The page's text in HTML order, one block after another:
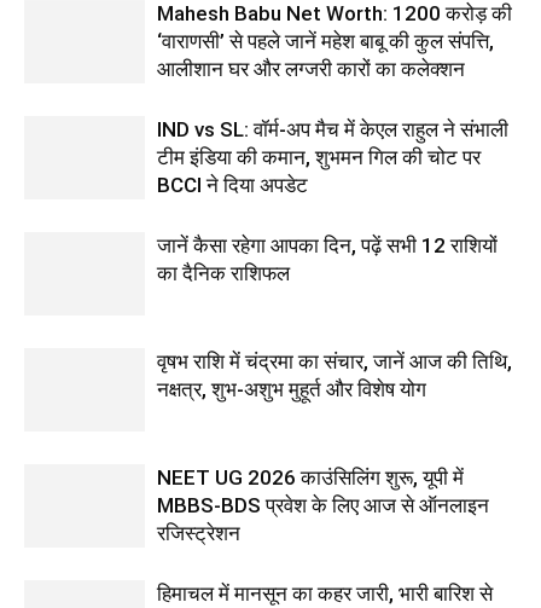
Mahesh Babu Net Worth: 1200 करोड़ की
‘वाराणसी’ से पहले जानें महेश बाबू की कुल संपत्ति,
आलीशान घर और लग्जरी कारों का कलेक्शन
IND vs SL: वॉर्म-अप मैच में केएल राहुल ने संभाली
टीम इंडिया की कमान, शुभमन गिल की चोट पर
BCCI ने दिया अपडेट
जानें कैसा रहेगा आपका दिन, पढ़ें सभी 12 राशियों
का दैनिक राशिफल
वृषभ राशि में चंद्रमा का संचार, जानें आज की तिथि,
नक्षत्र, शुभ-अशुभ मुहूर्त और विशेष योग
NEET UG 2026 काउंसिलिंग शुरू, यूपी में
MBBS-BDS प्रवेश के लिए आज से ऑनलाइन
रजिस्ट्रेशन
हिमाचल में मानसून का कहर जारी, भारी बारिश से